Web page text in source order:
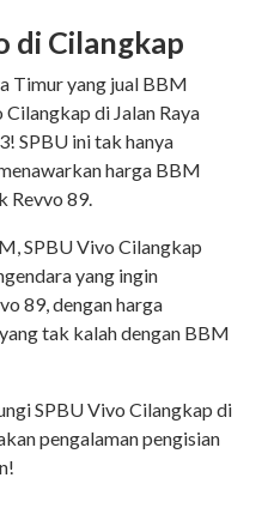
di Cilangkap
Timur yang jual BBM
di Jalan Raya
SPBU ini tak hanya
harga BBM
Revvo 89.
SPBU Vivo Cilangkap
yang ingin
89, dengan harga
tak kalah dengan BBM
SPBU Vivo Cilangkap di
pengalaman pengisian